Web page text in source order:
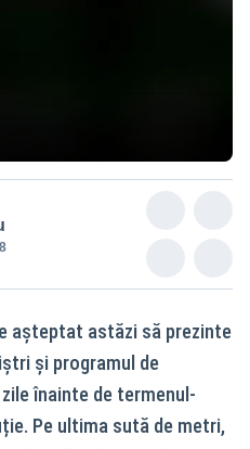
așteptat astăzi să prezinte
și programul de
înainte de termenul-
Pe ultima sută de metri,